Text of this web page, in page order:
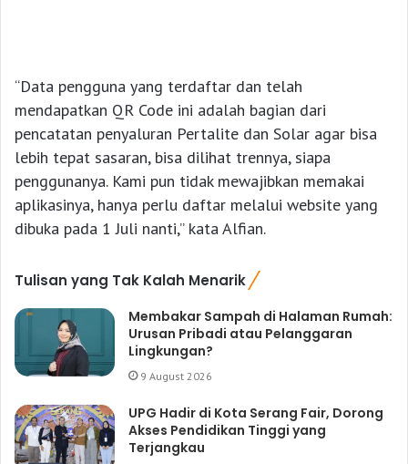
“Data pengguna yang terdaftar dan telah
mendapatkan QR Code ini adalah bagian dari
pencatatan penyaluran Pertalite dan Solar agar bisa
lebih tepat sasaran, bisa dilihat trennya, siapa
penggunanya. Kami pun tidak mewajibkan memakai
aplikasinya, hanya perlu daftar melalui website yang
dibuka pada 1 Juli nanti,” kata Alfian.
Tulisan yang Tak Kalah Menarik
Membakar Sampah di Halaman Rumah:
Urusan Pribadi atau Pelanggaran
Lingkungan?
9 August 2026
UPG Hadir di Kota Serang Fair, Dorong
Akses Pendidikan Tinggi yang
Terjangkau